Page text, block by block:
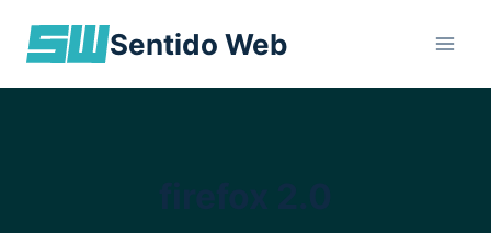
Sentido Web